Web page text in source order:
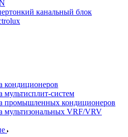
канальный блок
кондиционеров
мультисплит-систем
промышленных кондиционеров
мультизональных VRF/VRV